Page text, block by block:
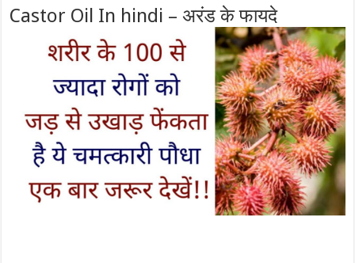
Castor Oil In hindi – अरंड के फायदे